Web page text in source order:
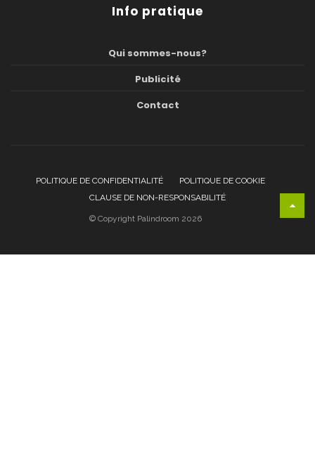
Info pratique
Qui sommes-nous?
Publicité
Contact
POLITIQUE DE CONFIDENTIALITÉ
POLITIQUE DE COOKIE
CLAUSE DE NON-RESPONSABILITÉ
© Copyright Palindroom 2026